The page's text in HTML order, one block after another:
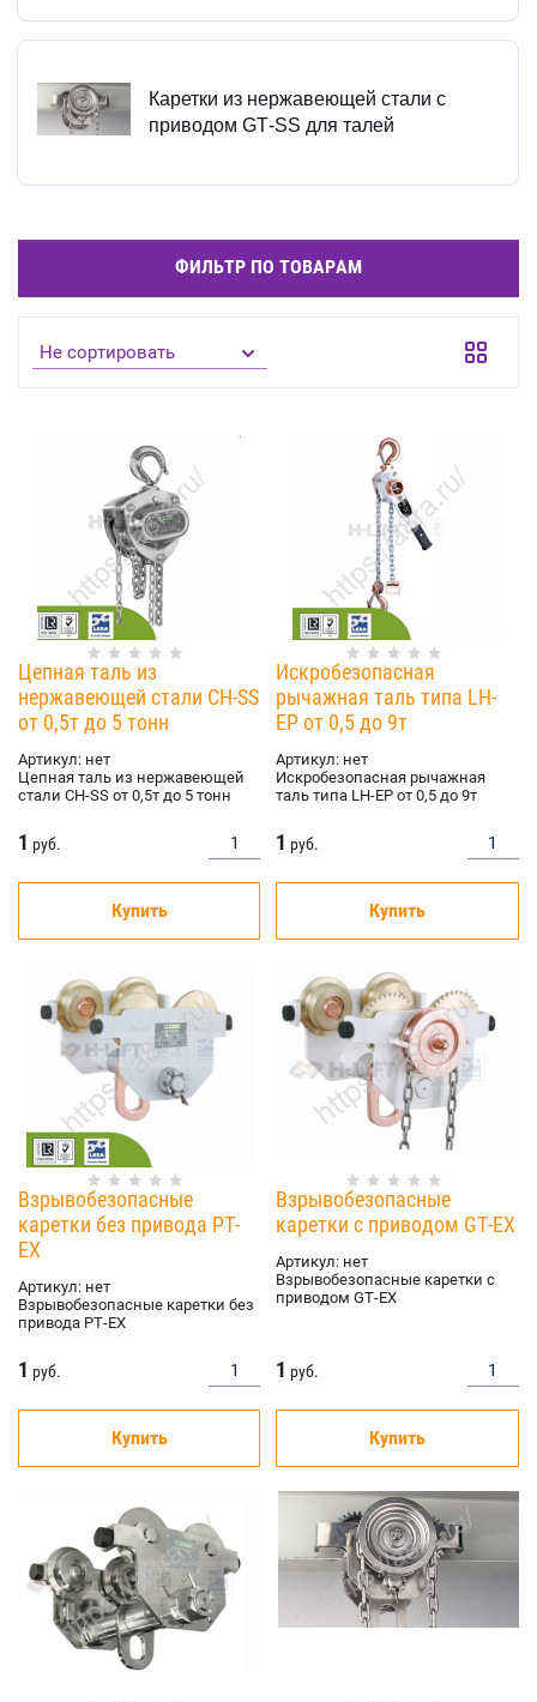
Каретки из нержавеющей стали с
приводом GТ-SS для талей
ФИЛЬТР ПО ТОВАРАМ
Не сортировать
Цепная таль из
нержавеющей стали CH-SS
от 0,5т до 5 тонн
Артикул: нет
Цепная таль из нержавеющей
стали CH-SS от 0,5т до 5 тонн
1 руб.
Купить
Искробезопасная
рычажная таль типа LH-
EP от 0,5 до 9т
Артикул: нет
Искробезопасная рычажная
таль типа LH-EP от 0,5 до 9т
1 руб.
Купить
Взрывобезопасные
каретки без привода РТ-
ЕХ
Артикул: нет
Взрывобезопасные каретки без
привода РТ-ЕХ
1 руб.
Купить
Взрывобезопасные
каретки с приводом GТ-ЕХ
Артикул: нет
Взрывобезопасные каретки с
приводом GТ-ЕХ
1 руб.
Купить